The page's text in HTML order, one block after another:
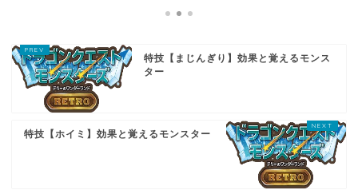
特技【まじんぎり】効果と覚えるモンス
ター
特技【ホイミ】効果と覚えるモンスター